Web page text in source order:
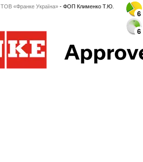
ТОВ «Франке Україна»- ФОП Клименко Т.Ю.
6
6
6
6
6
6
6
6
6
6
6
6
6
6
6
6
6
6
6
6
6
6
6
6
6
6
6
6